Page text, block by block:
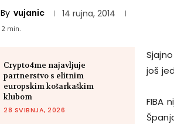
By vujanic 14 rujna, 2014
2 min.
Crypto4me najavljuje
partnerstvo s elitnim
europskim košarkaškim
klubom
28 SVIBNJA, 2026
još
FIBA